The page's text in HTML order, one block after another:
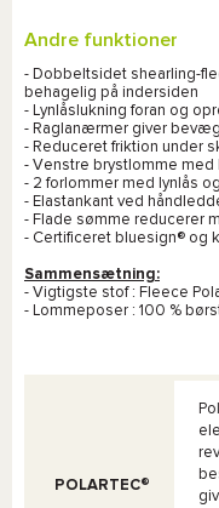
Andre funktioner
- Dobbeltsidet shearling-
behagelig på indersiden
- Lynlåslukning foran og
- Raglanærmer giver
- Reduceret friktion under
- Venstre brystlomme med
- 2 forlommer med lynlås
- Elastankant ved
- Flade sømme reducerer
- Certificeret bluesign® og
Sammensætning:
- Vigtigste stof : Fleece
- Lommeposer : 100 %
POLARTEC®